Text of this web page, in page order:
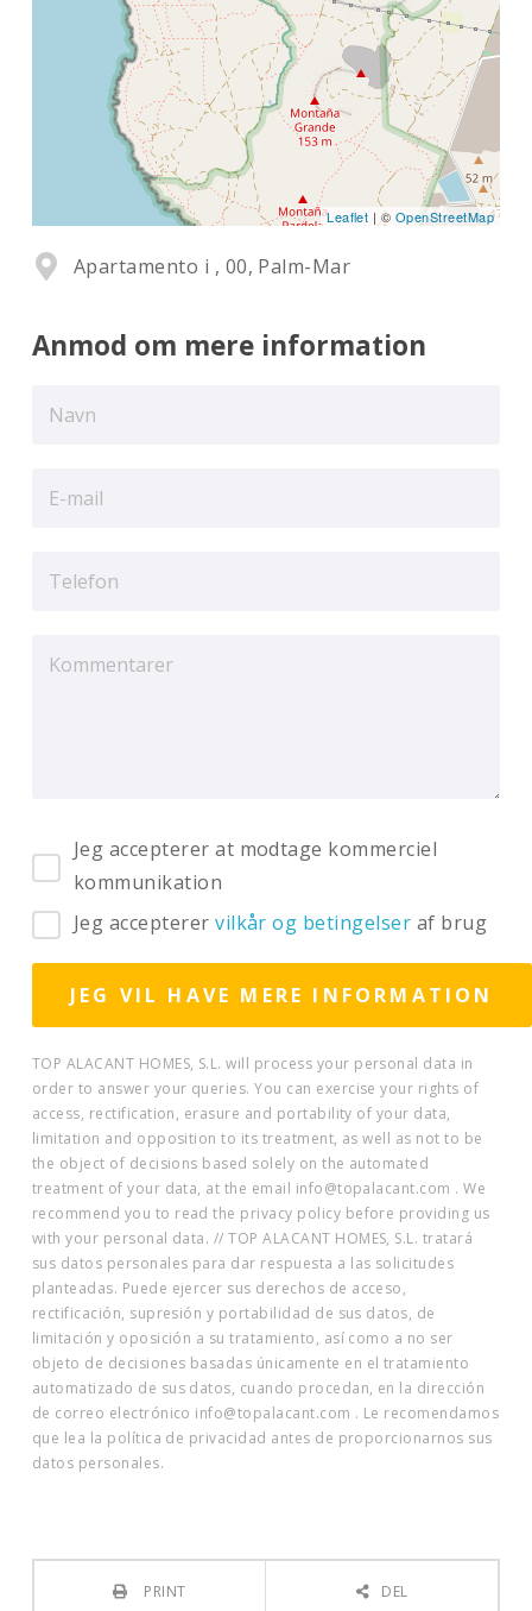
Leaflet | © OpenStreetMap
Apartamento i , 00, Palm-Mar
Anmod om mere information
Jeg accepterer at modtage kommerciel
kommunikation
Jeg accepterervilkår og betingelser af brug
TOP ALACANT HOMES, S.L. will process your personal data in
order to answer your queries. You can exercise your rights of
access, rectification, erasure and portability of your data,
limitation and opposition to its treatment, as well as not to be
the object of decisions based solely on the automated
treatment of your data, at the email info@topalacant.com . We
recommend you to read the privacy policy before providing us
with your personal data. // TOP ALACANT HOMES, S.L. tratará
sus datos personales para dar respuesta a las solicitudes
planteadas. Puede ejercer sus derechos de acceso,
rectificación, supresión y portabilidad de sus datos, de
limitación y oposición a su tratamiento, así como a no ser
objeto de decisiones basadas únicamente en el tratamiento
automatizado de sus datos, cuando procedan, en la dirección
de correo electrónico info@topalacant.com . Le recomendamos
que lea la política de privacidad antes de proporcionarnos sus
datos personales.
PRINT DEL